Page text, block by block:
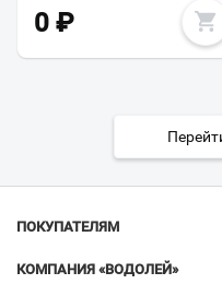
0 ₽
ПОКУПАТЕЛЯМ
КОМПАНИЯ «ВОДОЛЕЙ»